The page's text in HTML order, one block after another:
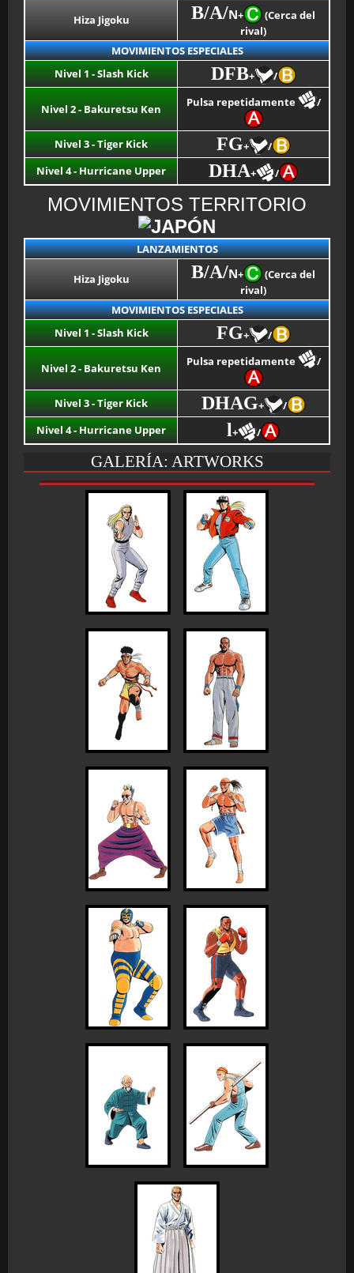
Hiza Jigoku B/A/N+
(Cerca del
rival)
MOVIMIENTOS ESPECIALES
Nivel 1 - Slash Kick
DFB+ /
Nivel 2 - Bakuretsu Ken Pulsa repetidamente /
Nivel 3 - Tiger Kick FG+
/
Nivel 4 - Hurricane Upper
DHA+ /
MOVIMIENTOS TERRITORIO
LANZAMIENTOS
Hiza Jigoku B/A/N+
(Cerca del
rival)
MOVIMIENTOS ESPECIALES
Nivel 1 - Slash Kick
FG+ /
Nivel 2 - Bakuretsu Ken Pulsa repetidamente /
Nivel 3 - Tiger Kick DHAG+
/
Nivel 4 - Hurricane Upper
l+ /
GALERÍA: ARTWORKS